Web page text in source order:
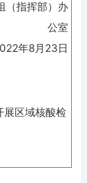
（指挥部）办
公室
年8月23日